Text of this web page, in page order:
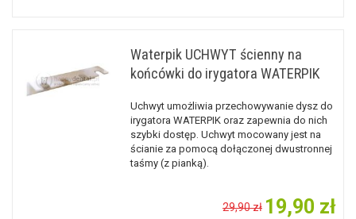
Waterpik UCHWYT ścienny na
końcówki do irygatora WATERPIK
Uchwyt umożliwia przechowywanie dysz do
irygatora WATERPIK oraz zapewnia do nich
szybki dostęp. Uchwyt mocowany jest na
ścianie za pomocą dołączonej dwustronnej
taśmy (z pianką).
29,90 zł 19,90 zł